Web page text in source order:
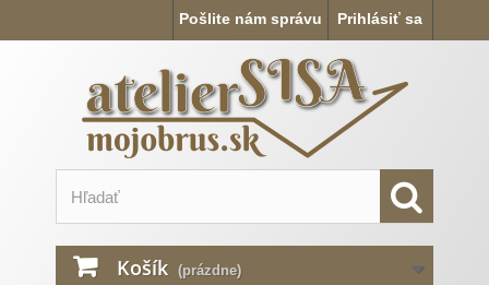
Prihlásiť sa
Pošlite nám správu
Košík (prázdne)